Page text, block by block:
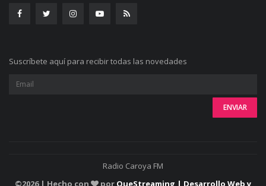
Suscríbete aquí para recibir todas las novedades
Radio Caroya FM
©2026 | Hecho con por QueStreaming | Desarrollo Web y